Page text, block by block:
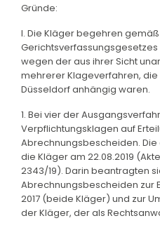
Gründe:
I. Die Kläger begehren gemäß
wegen der aus ihrer Sicht
mehrerer Klageverfahren, die
Düsseldorf anhängig waren.
1. Bei vier der
Verpflichtungsklagen auf
Abrechnungsbescheiden.
die Kläger am 22.08.2019
2343/19). Darin beantragten
Abrechnungsbescheiden zur
2017 (beide Kläger) und zur
der Kläger, der als